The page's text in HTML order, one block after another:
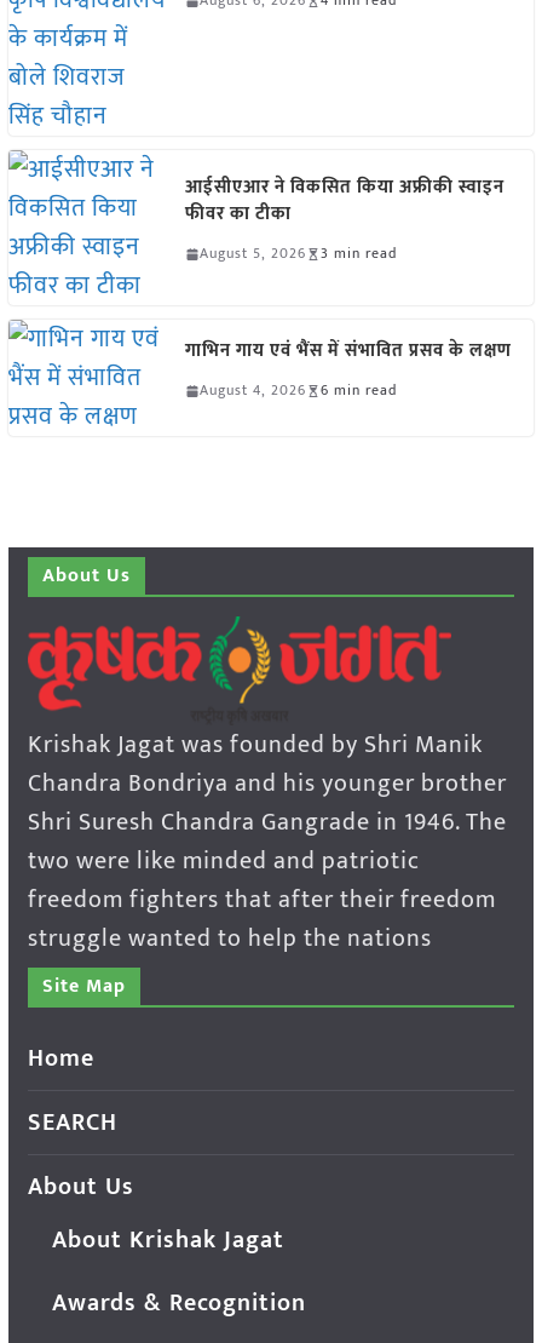
आईसीएआर ने विकसित किया अफ्रीकी स्वाइन
फीवर का टीका
August 5, 2026 3 min read
गाभिन गाय एवं भैंस में संभावित प्रसव के लक्षण
August 4, 2026 6 min read
About Us
Krishak Jagat was founded by Shri Manik
Chandra Bondriya and his younger brother
Shri Suresh Chandra Gangrade in 1946. The
two were like minded and patriotic
freedom fighters that after their freedom
struggle wanted to help the nations
Site Map
Home
SEARCH
About Us
About Krishak Jagat
Awards & Recognition